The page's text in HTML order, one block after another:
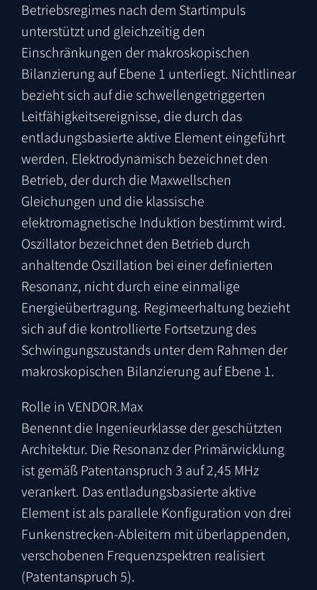
Betriebsregimes nach dem Startimpuls
unterstützt und gleichzeitig den
Einschränkungen der makroskopischen
Bilanzierung auf Ebene 1 unterliegt. Nichtlinear
bezieht sich auf die schwellengetriggerten
Leitfähigkeitsereignisse, die durch das
entladungsbasierte aktive Element eingeführt
werden. Elektrodynamisch bezeichnet den
Betrieb, der durch die Maxwellschen
Gleichungen und die klassische
elektromagnetische Induktion bestimmt wird.
Oszillator bezeichnet den Betrieb durch
anhaltende Oszillation bei einer definierten
Resonanz, nicht durch eine einmalige
Energieübertragung. Regimeerhaltung bezieht
sich auf die kontrollierte Fortsetzung des
Schwingungszustands unter dem Rahmen der
makroskopischen Bilanzierung auf Ebene 1.
Rolle in VENDOR.Max
Benennt die Ingenieurklasse der geschützten
Architektur. Die Resonanz der Primärwicklung
ist gemäß Patentanspruch 3 auf2,45 MHz
verankert. Das entladungsbasierte aktive
Element ist als parallele Konfiguration von drei
Funkenstrecken-Ableitern mit überlappenden,
verschobenen Frequenzspektren realisiert
(Patentanspruch 5).